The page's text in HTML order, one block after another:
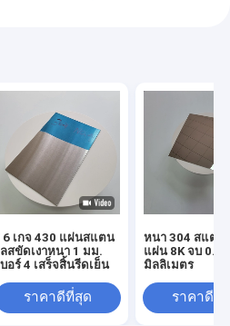
เกจ 430 แผ่นสแตน
ลสขัดเงาหนา 1 มม.
บอร์ 4 เสร็จสิ้นรีดเย็น
ราคาดีที่สุด
หนา 304 สแตน
แผ่น 8K จบ 0.3
มิลลิเมตร
ราคาดีที่